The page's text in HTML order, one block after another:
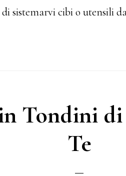
sistemarvi cibi o utensili
Tondini di
Te